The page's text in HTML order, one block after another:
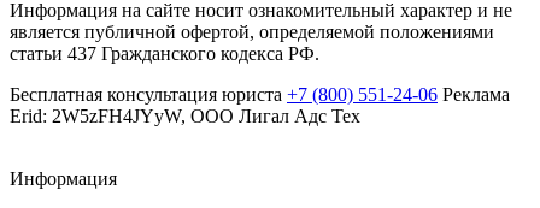
Информация на сайте носит ознакомительный характер и не
является публичной офертой, определяемой положениями
статьи 437 Гражданского кодекса РФ.
Бесплатная консультация юриста +7 (800) 551-24-06 Реклама
Erid: 2W5zFH4JYyW, ООО Лигал Адс Тех
Информация